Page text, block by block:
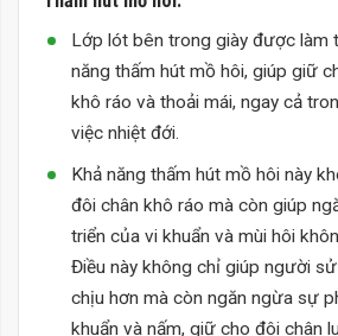
Lớp lót bên trong giày được làm
năng thấm hút mồ hôi, giúp giữ
khô ráo và thoải mái, ngay cả
việc nhiệt đới.
Khả năng thấm hút mồ hôi này
đôi chân khô ráo mà còn giúp
triển của vi khuẩn và mùi hôi
Điều này không chỉ giúp người
chịu hơn mà còn ngăn ngừa sự
khuẩn và nấm, giữ cho đôi chân